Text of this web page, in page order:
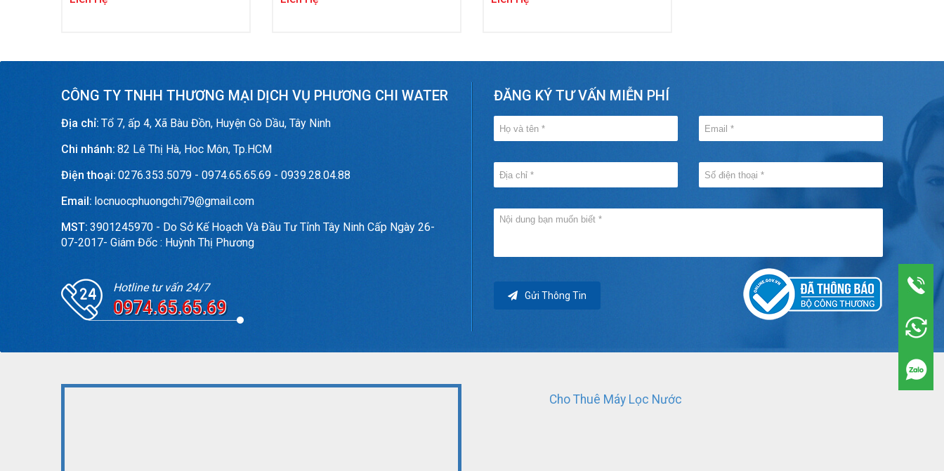
CÔNG TY TNHH THƯƠNG MẠI DỊCH VỤ PHƯƠNG CHI WATER
Địa chỉ: Tổ 7, ấp 4, Xã Bàu Đồn, Huyện Gò Dầu, Tây Ninh
Chi nhánh: 82 Lê Thị Hà, Hoc Môn, Tp.HCM
Điện thoại: 0276.353.5079 - 0974.65.65.69 - 0939.28.04.88
Email: locnuocphuongchi79@gmail.com
MST: 3901245970 - Do Sở Kế Hoạch Và Đầu Tư Tỉnh Tây Ninh Cấp Ngày 26-
07-2017- Giám Đốc : Huỳnh Thị Phương
Hotline tư vấn 24/7
0974.65.65.69
ĐĂNG KÝ TƯ VẤN MIỄN PHÍ
Gửi Thông Tin
Cho Thuê Máy Lọc Nước